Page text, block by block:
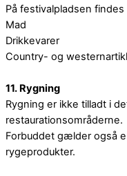
På festivalpladsen
Mad
Drikkevarer
Country- og
11. Rygning
Rygning er ikke tilladt i
restaurationsområderne.
Forbuddet gælder også
rygeprodukter.